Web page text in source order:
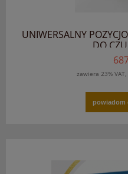
UNIWERSALNY
DO
zawiera 23%
powiadom